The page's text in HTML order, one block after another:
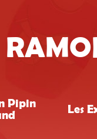
Pipin
Les